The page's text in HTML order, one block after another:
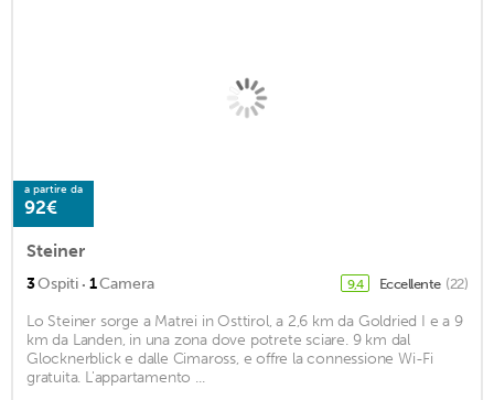
a partire da
92€
Steiner
3Ospiti · 1Camera 9,4 Eccellente (22)
Lo Steiner sorge a Matrei in Osttirol, a 2,6 km da Goldried I e a 9
km da Landen, in una zona dove potrete sciare. 9 km dal
Glocknerblick e dalle Cimaross, e offre la connessione Wi-Fi
gratuita. L'appartamento ...